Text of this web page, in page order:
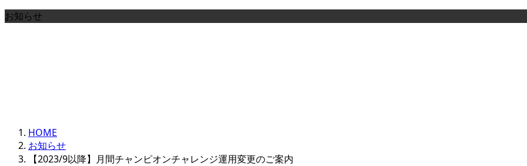
お知らせ
HOME
お知らせ
【2023/9以降】月間チャンピオンチャレンジ運用変更のご案内